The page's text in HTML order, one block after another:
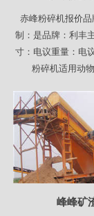
赤峰粉碎机报价
制：是品牌：利丰
寸：电议重量：电
粉碎机适用动
峰峰矿